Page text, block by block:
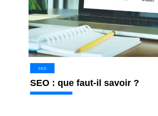
SEO
SEO : que faut-il savoir ?